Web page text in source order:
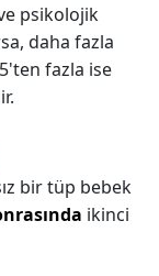
psikolojik
daha fazla
fazla ise
bir tüp bebek
ikinci